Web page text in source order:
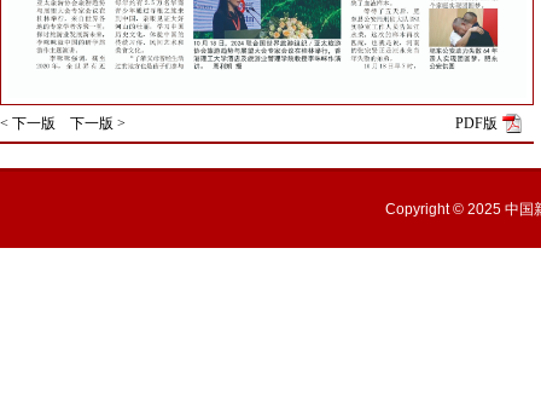
< 下一版 下一版 > PDF版
Copyright © 2025 中国